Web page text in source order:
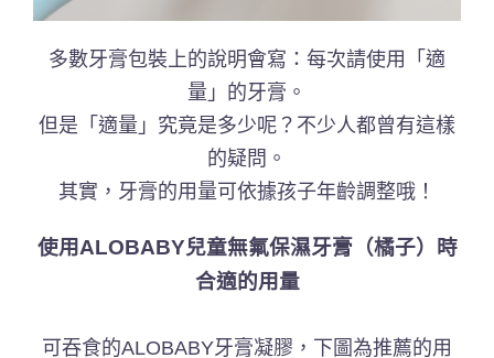
多數牙膏包裝上的說明會寫：每次請使用「適
量」的牙膏。
但是「適量」究竟是多少呢？不少人都曾有這樣
的疑問。
其實，牙膏的用量可依據孩子年齡調整哦！
使用ALOBABY兒童無氟保濕牙膏（橘子）時
合適的用量
可吞食的ALOBABY牙膏凝膠，下圖為推薦的用